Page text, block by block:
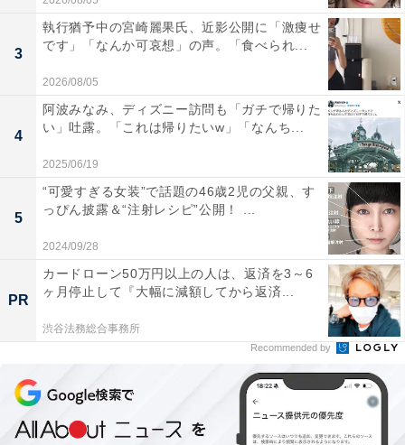
3
執行猶予中の宮崎麗果氏、近影公開に「激痩せ
です」「なんか可哀想」の声。「食べられ...
2026/08/05
4
阿波みなみ、ディズニー訪問も「ガチで帰りた
い」吐露。「これは帰りたいw」「なんち...
2025/06/19
5
“可愛すぎる女装”で話題の46歳2児の父親、す
っぴん披露＆“注射レシピ”公開！ ...
2024/09/28
PR
カードローン50万円以上の人は、返済を3～6
ヶ月停止して『大幅に減額してから返済...
渋谷法務総合事務所
Recommended by